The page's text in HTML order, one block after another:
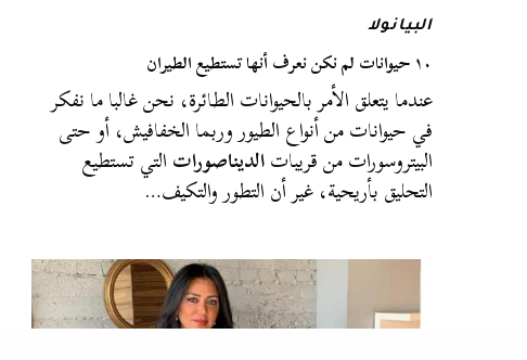
البيانولا
١٠ حيوانات لم نكن نعرف أنها تستطيع الطيران
عندما يتعلق الأمر بالحيوانات الطائرة، نحن غالبا ما نفكر
في حيوانات من أنواع الطيور وربما الخفافيش، أو حتى
البيتروسورات من قريباتالديناصوراتالتي تستطيع
التحليق بأريحية، غير أن التطور والتكيف…